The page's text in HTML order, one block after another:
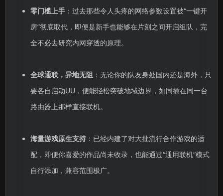
零门槛上手：过去那些令人头疼的网络参数设置被“一键开
房”彻底取代，即便是新手也能够在片刻之间开启组队，完
全不必去研究内网穿透的原理。
全球通联，异地无阻：无论你的队友身处国内还是海外，只
要各自启动UU，便能轻松突破地域边界，如同插在同一台
路由器上那样直接联机。
海量游戏原生支持：已经内建了对大批流行合作游戏的适
配，即便你喜爱的作品尚未收录，也能通过“通用联机”模式
自行添加，兼容范围极广。